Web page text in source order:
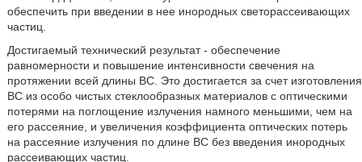
обеспечить при введении в нее инородных светорассеивающих
частиц.
Достигаемый технический результат - обеспечение
равномерности и повышение интенсивности свечения на
протяжении всей длины ВС. Это достигается за счет изготовления
ВС из особо чистых стеклообразных материалов с оптическими
потерями на поглощение излучения намного меньшими, чем на
его рассеяние, и увеличения коэффициента оптических потерь
на рассеяние излучения по длине ВС без введения инородных
рассеивающих частиц.